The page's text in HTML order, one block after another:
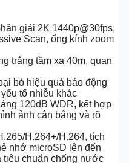
giải 2K 1440p@30fps,
Scan, ống kính zoom
trắng tầm xa 40m, quan
bỏ hiệu quả báo động
tố nhiễu khác
120dB WDR, kết hợp
ảnh cân bằng và rõ
H.264+/H.264, tích
nhớ microSD lên đến
tiêu chuẩn chống nước